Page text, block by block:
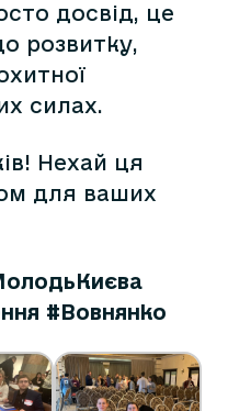
досвід, це
розвитку,
силах.
Нехай ця
для ваших
#Вовнянко